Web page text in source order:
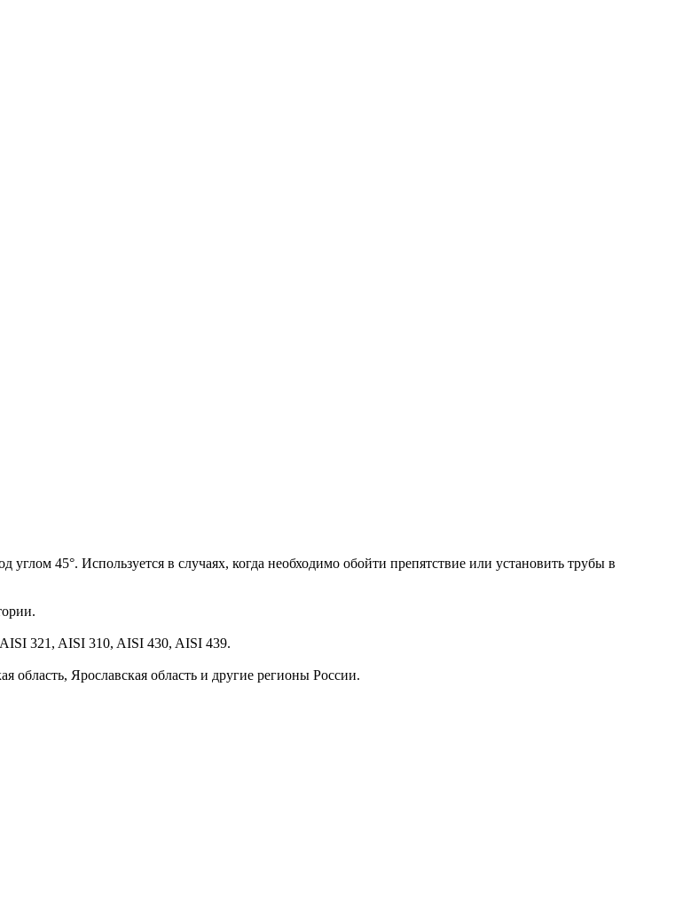
45°. Используется в случаях, когда необходимо обойти препятствие или установить трубы в
321, AISI 310, AISI 430, AISI 439.
область, Ярославская область и другие регионы России.